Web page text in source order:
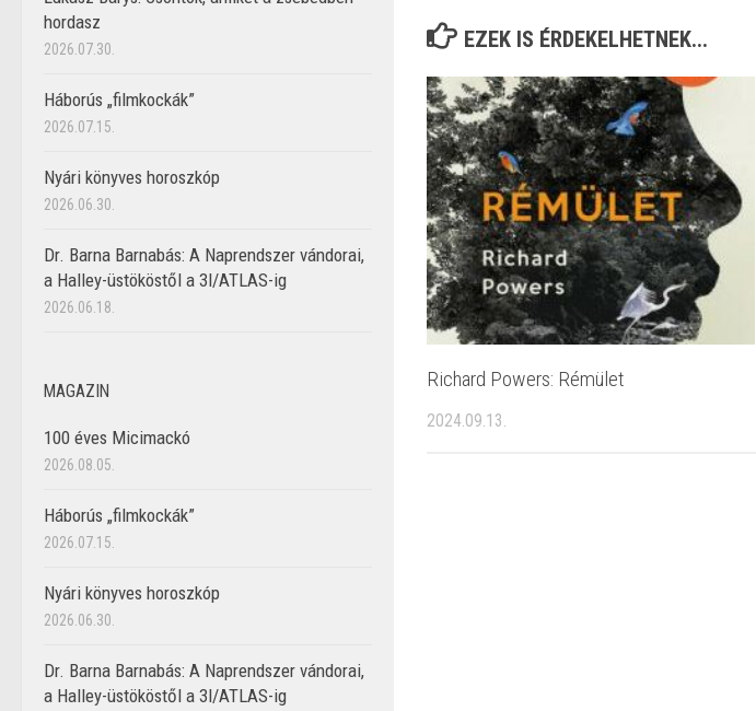
EZEK IS ÉRDEKELHETNEK...
Richard Powers: Rémület
2024.09.13.
hordasz
2026.07.30.
Háborús „filmkockák”
2026.07.15.
Nyári könyves horoszkóp
2026.06.30.
Dr. Barna Barnabás: A Naprendszer vándorai,
a Halley-üstököstől a 3I/ATLAS-ig
2026.06.18.
MAGAZIN
100 éves Micimackó
2026.08.05.
Háborús „filmkockák”
2026.07.15.
Nyári könyves horoszkóp
2026.06.30.
Dr. Barna Barnabás: A Naprendszer vándorai,
a Halley-üstököstől a 3I/ATLAS-ig